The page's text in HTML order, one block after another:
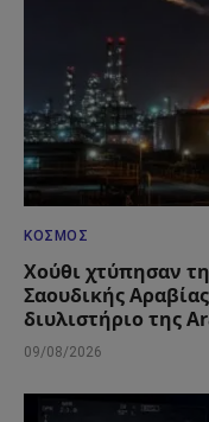
ΚΌΣΜΟΣ
Χούθι χτύπησαν
Σαουδικής
διυλιστήριο της
09/08/2026